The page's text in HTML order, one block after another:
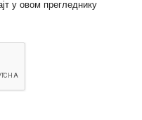
у овом прегледнику